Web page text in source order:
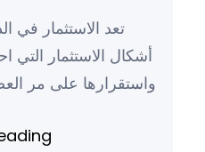
تعد الاستثمار في
أشكال الاستثمار التي
واستقرارها على مر